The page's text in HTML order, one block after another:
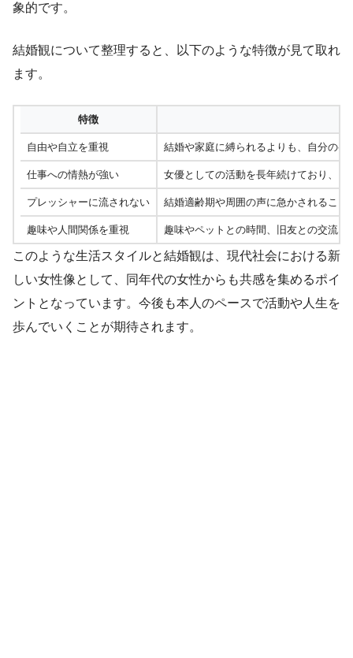
象的です。
結婚観について整理すると、以下のような特徴が見て取れ
ます。
特徴
自由や自立を重視 結婚や家庭に縛られるよりも、自分の
仕事への情熱が強い 女優としての活動を長年続けており、
プレッシャーに流されない 結婚適齢期や周囲の声に急かされるこ
趣味や人間関係を重視 趣味やペットとの時間、旧友との交流
このような生活スタイルと結婚観は、現代社会における新
しい女性像として、同年代の女性からも共感を集めるポイ
ントとなっています。今後も本人のペースで活動や人生を
歩んでいくことが期待されます。